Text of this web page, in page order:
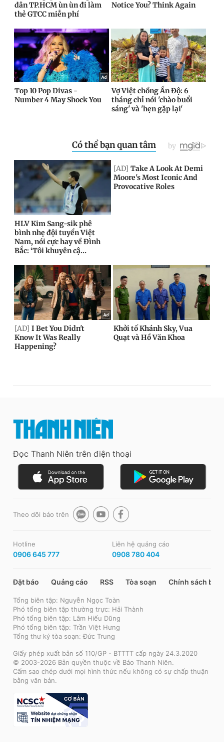
Đọc Thanh Niên trên điện thoại
Theo dõi báo trên
Hotline
0906 645 777
Liên hệ quảng cáo
0908 780 404
Đặt báo Quảng cáo RSS Tòa soạn Chính sách bảo
Tổng biên tập: Nguyễn Ngọc Toàn
Phó tổng biên tập thường trực: Hải Thành
Phó tổng biên tập: Lâm Hiếu Dũng
Phó tổng biên tập: Trần Việt Hưng
Tổng thư ký tòa soạn: Đức Trung
Giấy phép xuất bản số 110/GP - BTTTT cấp ngày 24.3.2020
© 2003-2026 Bản quyền thuộc về Báo Thanh Niên.
Cấm sao chép dưới mọi hình thức nếu không có sự chấp thuận
bằng văn bản.